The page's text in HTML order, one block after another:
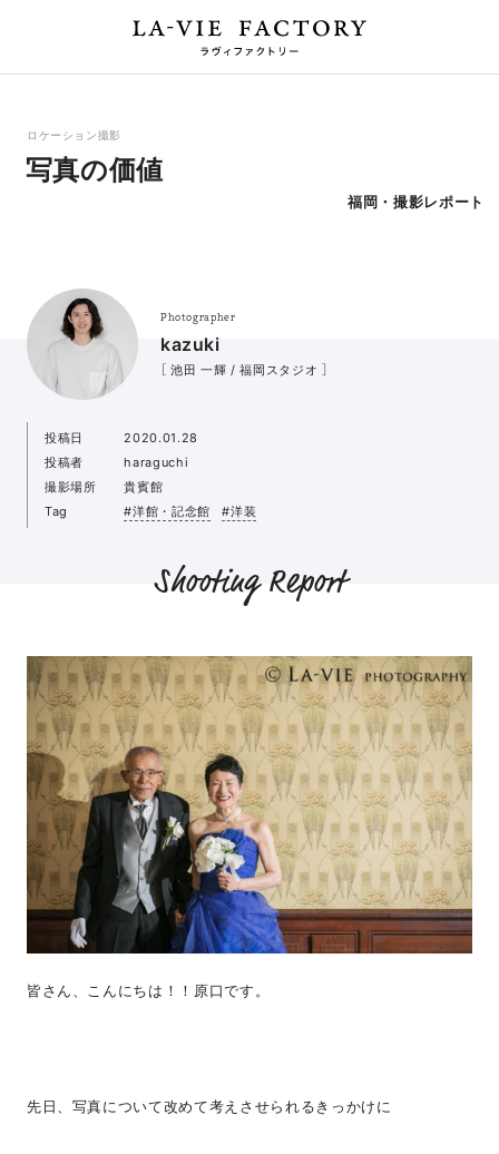
ロケーション撮影
写真の価値
福岡・撮影レポート
Photographer
kazuki
［ 池田 一輝 / 福岡スタジオ ］
投稿日
2020.01.28
投稿者
haraguchi
撮影場所
貴賓館
Tag
#洋館・記念館 #洋装
Shooting Report
皆さん、こんにちは！！原口です。
先日、写真について改めて考えさせられるきっかけに